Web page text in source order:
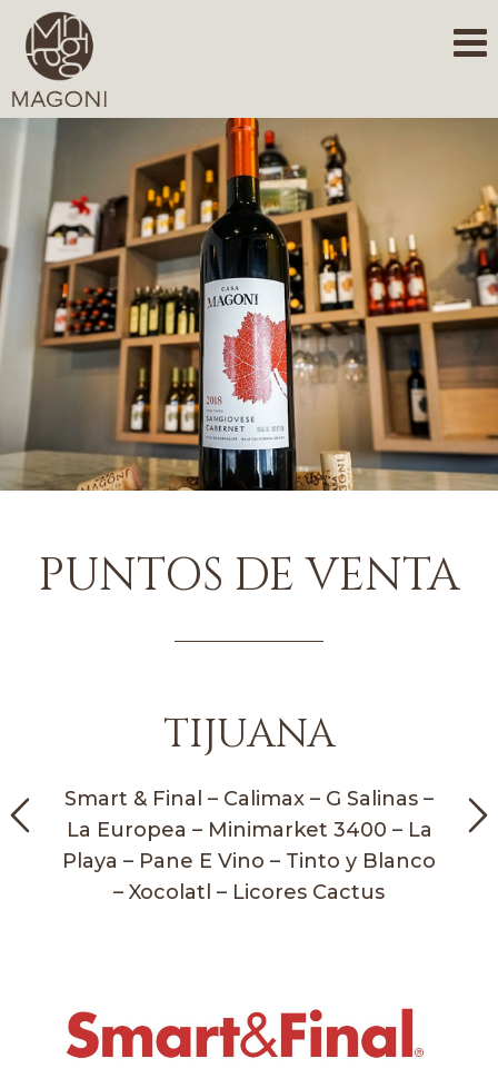
PUNTOS DE VENTA
TIJUANA
Smart & Final – Calimax – G Salinas –
La Europea – Minimarket 3400 – La
Playa – Pane E Vino – Tinto y Blanco
– Xocolatl – Licores Cactus